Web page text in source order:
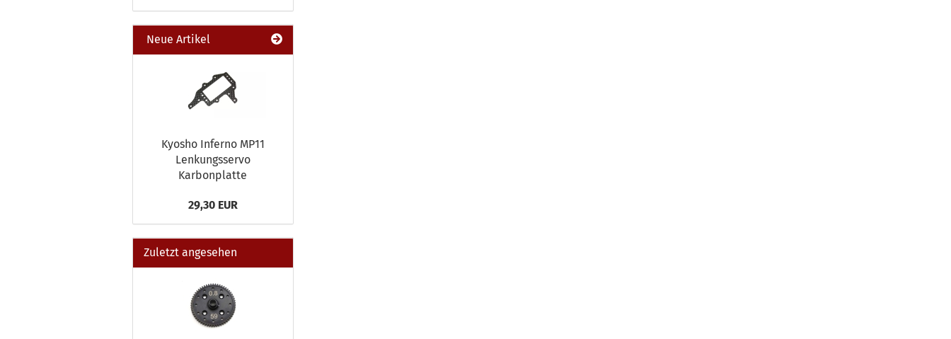
Neue Artikel
Kyosho Inferno MP11
Lenkungsservo
Karbonplatte
29,30 EUR
Zuletzt angesehen